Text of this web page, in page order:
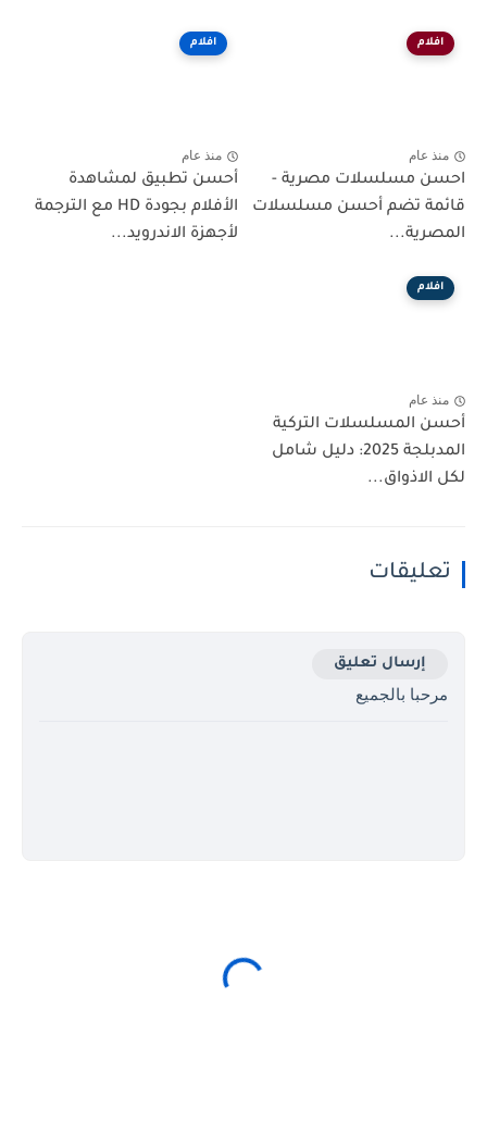
افلام
منذ عام
احسن مسلسلات مصرية -
قائمة تضم أحسن مسلسلات
المصرية...
افلام
منذ عام
أحسن تطبيق لمشاهدة
الأفلام بجودة HD مع الترجمة
لأجهزة الاندرويد...
افلام
منذ عام
أحسن المسلسلات التركية
المدبلجة 2025: دليل شامل
لكل الاذواق...
تعليقات
إرسال تعليق
مرحبا بالجميع